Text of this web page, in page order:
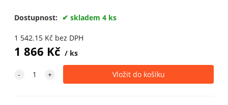
Dostupnost: skladem 4 ks
1 542.15Kč bez DPH
1 866 Kč ks